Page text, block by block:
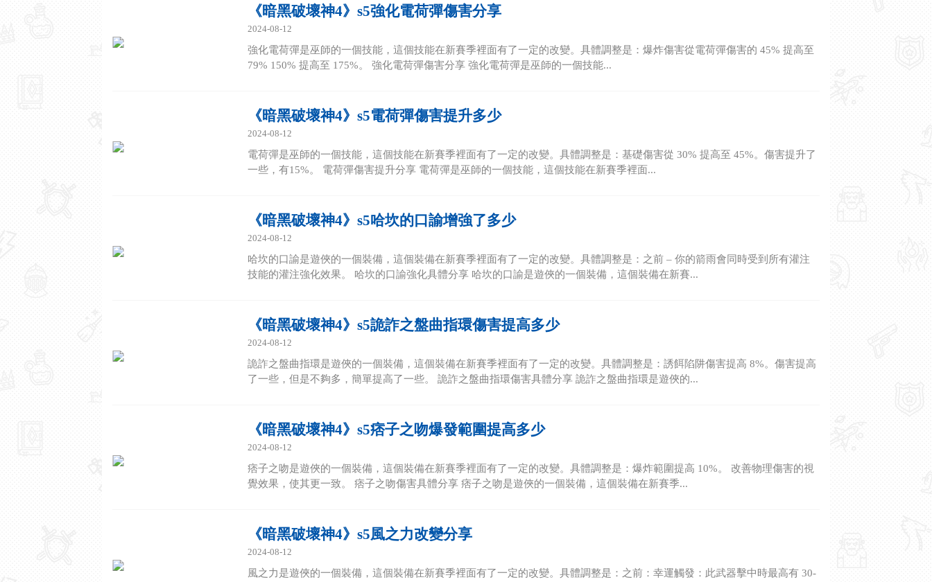
《暗黑破壞神4》s5強化電荷彈傷害分享
2024-08-12
強化電荷彈是巫師的一個技能，這個技能在新賽季裡面有了一定的改變。具體調整是：爆炸傷害從電荷彈傷害的 45% 提高至
79% 150% 提高至 175%。 強化電荷彈傷害分享 強化電荷彈是巫師的一個技能...
《暗黑破壞神4》s5電荷彈傷害提升多少
2024-08-12
電荷彈是巫師的一個技能，這個技能在新賽季裡面有了一定的改變。具體調整是：基礎傷害從 30% 提高至 45%。傷害提升了
一些，有15%。 電荷彈傷害提升分享 電荷彈是巫師的一個技能，這個技能在新賽季裡面...
《暗黑破壞神4》s5哈坎的口諭增強了多少
2024-08-12
哈坎的口諭是遊俠的一個裝備，這個裝備在新賽季裡面有了一定的改變。具體調整是：之前 – 你的箭雨會同時受到所有灌注
技能的灌注強化效果。 哈坎的口諭強化具體分享 哈坎的口諭是遊俠的一個裝備，這個裝備在新賽...
《暗黑破壞神4》s5詭詐之盤曲指環傷害提高多少
2024-08-12
詭詐之盤曲指環是遊俠的一個裝備，這個裝備在新賽季裡面有了一定的改變。具體調整是：誘餌陷阱傷害提高 8%。傷害提高
了一些，但是不夠多，簡單提高了一些。 詭詐之盤曲指環傷害具體分享 詭詐之盤曲指環是遊俠的...
《暗黑破壞神4》s5痞子之吻爆發範圍提高多少
2024-08-12
痞子之吻是遊俠的一個裝備，這個裝備在新賽季裡面有了一定的改變。具體調整是：爆炸範圍提高 10%。 改善物理傷害的視
覺效果，使其更一致。 痞子之吻傷害具體分享 痞子之吻是遊俠的一個裝備，這個裝備在新賽季...
《暗黑破壞神4》s5風之力改變分享
2024-08-12
風之力是遊俠的一個裝備，這個裝備在新賽季裡面有了一定的改變。具體調整是：之前：幸運觸發：此武器擊中時最高有 30-